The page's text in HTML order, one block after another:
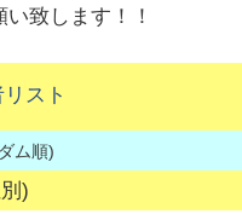
致します！！
スト
ム順)
)